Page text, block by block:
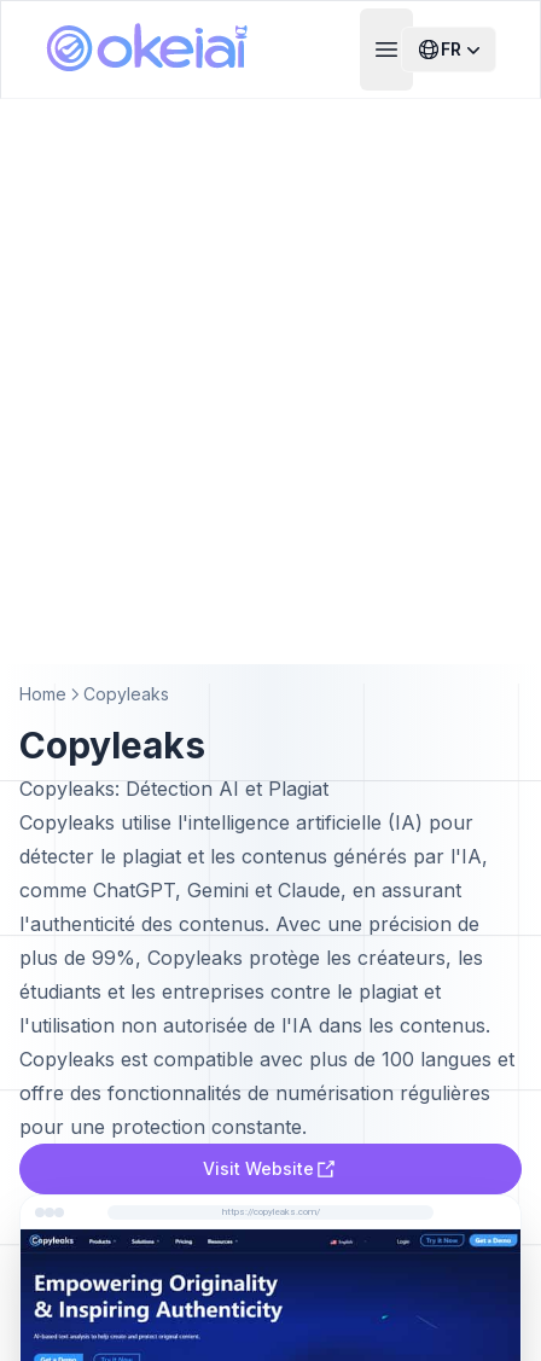
Open main menu
FR
Home Copyleaks
Copyleaks
Copyleaks: Détection AI et Plagiat
Copyleaks utilise l'intelligence artificielle (IA) pour
détecter le plagiat et les contenus générés par l'IA,
comme ChatGPT, Gemini et Claude, en assurant
l'authenticité des contenus. Avec une précision de
plus de 99%, Copyleaks protège les créateurs, les
étudiants et les entreprises contre le plagiat et
l'utilisation non autorisée de l'IA dans les contenus.
Copyleaks est compatible avec plus de 100 langues et
offre des fonctionnalités de numérisation régulières
pour une protection constante.
Visit Website
https://copyleaks.com/